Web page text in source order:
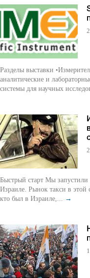
Разделы выставки
аналитические и
системы для научных
Быстрый старт Мы запустили
Израиле. Рынок такси в этой
кто был в Израиле,... →